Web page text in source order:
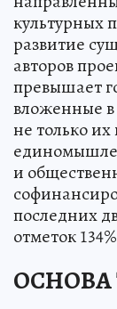
культурных
развитие
авторов
превышает
вложенные
не только
и
последних
отметок
ОСНОВА